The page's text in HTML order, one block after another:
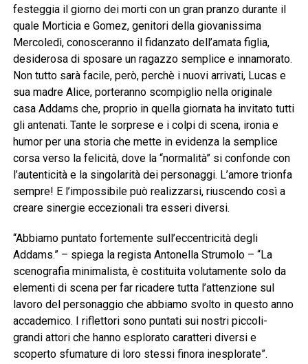
festeggia il giorno dei morti con un gran pranzo durante il
quale Morticia e Gomez, genitori della giovanissima
Mercoledì, conosceranno il fidanzato dell’amata figlia,
desiderosa di sposare un ragazzo semplice e innamorato.
Non tutto sarà facile, però, perchè i nuovi arrivati, Lucas e
sua madre Alice, porteranno scompiglio nella originale
casa Addams che, proprio in quella giornata ha invitato tutti
gli antenati. Tante le sorprese e i colpi di scena, ironia e
humor per una storia che mette in evidenza la semplice
corsa verso la felicità, dove la “normalità” si confonde con
l’autenticità e la singolarità dei personaggi. L’amore trionfa
sempre! E l’impossibile può realizzarsi, riuscendo così a
creare sinergie eccezionali tra esseri diversi.
“Abbiamo puntato fortemente sull’eccentricità degli
Addams.” – spiega la regista Antonella Strumolo – “La
scenografia minimalista, è costituita volutamente solo da
elementi di scena per far ricadere tutta l’attenzione sul
lavoro del personaggio che abbiamo svolto in questo anno
accademico. I riflettori sono puntati sui nostri piccoli-
grandi attori che hanno esplorato caratteri diversi e
scoperto sfumature di loro stessi finora inesplorate”.